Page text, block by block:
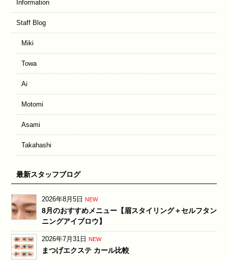
Information
Staff Blog
Miki
Towa
Ai
Motomi
Asami
Takahashi
最新スタッフブログ
2026年8月5日 NEW
8月のおすすめメニュー【眉スタイリング＋セルフタン
ニングアイブロウ】
2026年7月31日 NEW
まつげエクステ カール比較